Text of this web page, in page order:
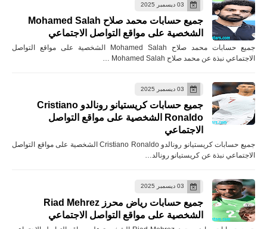
03 ديسمبر 2025
جميع حسابات محمد صلاح Mohamed Salah
الشخصية على مواقع التواصل الاجتماعي
جميع حسابات محمد صلاح Mohamed Salah الشخصية على مواقع التواصل
الاجتماعي نبذة عن محمد صلاح Mohamed Salah …
03 ديسمبر 2025
جميع حسابات كريستيانو رونالدو Cristiano
Ronaldo الشخصية على مواقع التواصل
الاجتماعي
جميع حسابات كريستيانو رونالدو Cristiano Ronaldo الشخصية على مواقع التواصل
الاجتماعي نبذة عن كريستيانو رونالد…
03 ديسمبر 2025
جميع حسابات رياض محرز Riad Mehrez
الشخصية على مواقع التواصل الاجتماعي